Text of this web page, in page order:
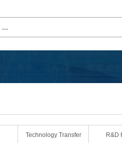
Technology Transfer R&D